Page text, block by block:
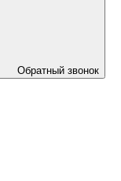
Обратный звонок